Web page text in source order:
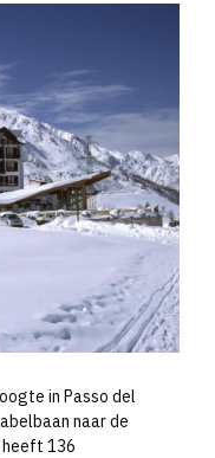
in Passo del
naar de
136